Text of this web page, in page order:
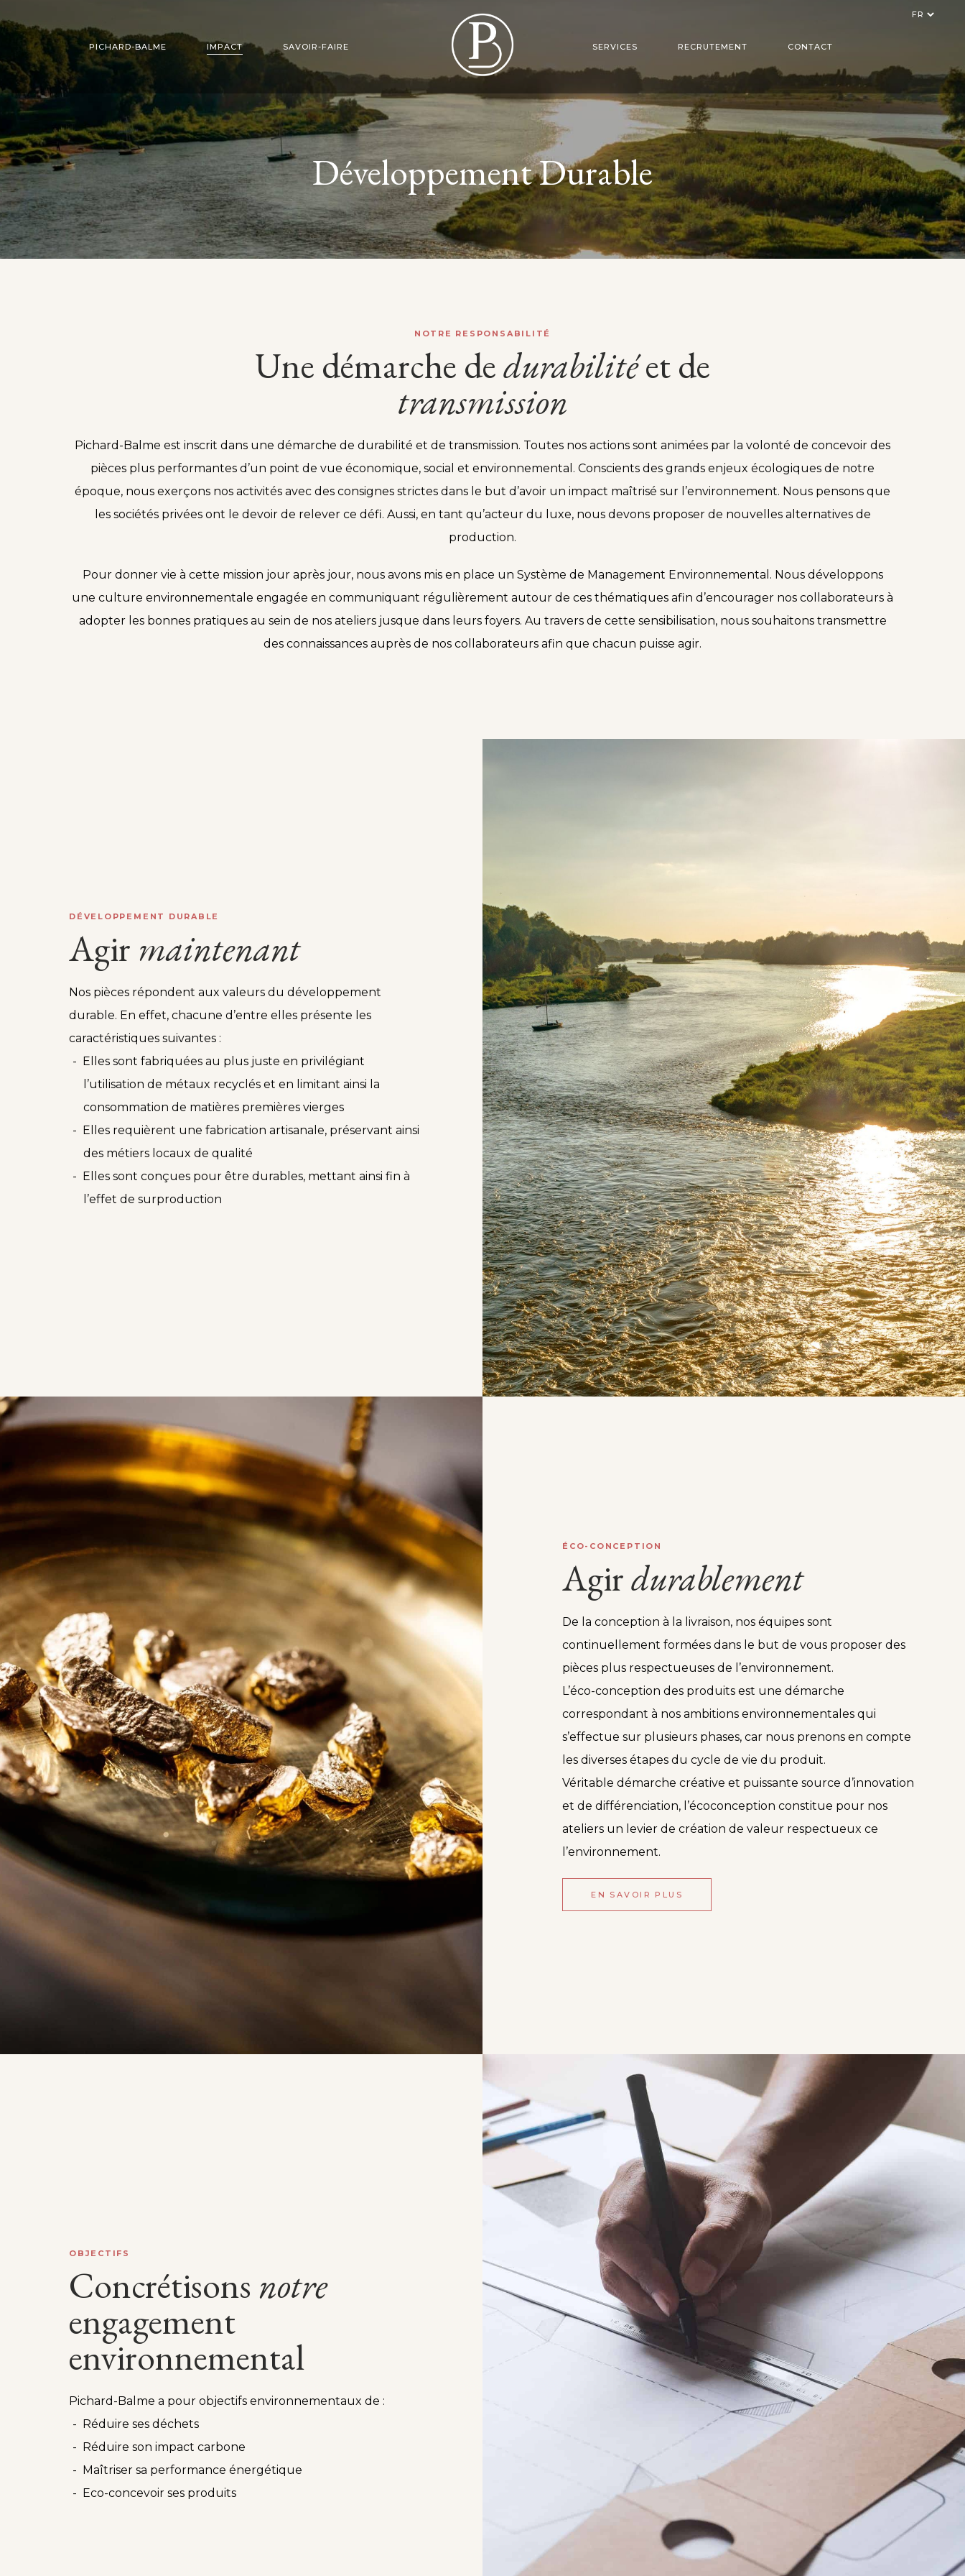
Choisir
PICHARD-BALME IMPACT SAVOIR-FAIRE
STUDIO DE CRÉATION
BUREAU D’ÉTUDES
SCULPTURE ET
PAVILLONNERIE
BIJOUTERIE
OUTILLAGE
USINAGE
ESTAMPAGE
EMAIL GRAND FEU
LAQUE PRÉCIEUSE
SABLAGE
POLISSAGE MAIN
DÉCORATION LASER
FABRICATION ADDITIVE
SERVICES RECRUTEMENT CONTACT
Développement Durable
NOTRE RESPONSABILITÉ
Une démarche dedurabilitéet de
transmission
Pichard-Balme est inscrit dans une démarche de durabilité et de transmission. Toutes nos actions sont animées par la volonté de concevoir des
pièces plus performantes d’un point de vue économique, social et environnemental. Conscients des grands enjeux écologiques de notre
époque, nous exerçons nos activités avec des consignes strictes dans le but d’avoir un impact maîtrisé sur l’environnement. Nous pensons que
les sociétés privées ont le devoir de relever ce défi. Aussi, en tant qu’acteur du luxe, nous devons proposer de nouvelles alternatives de
production.
Pour donner vie à cette mission jour après jour, nous avons mis en place un Système de Management Environnemental. Nous développons
une culture environnementale engagée en communiquant régulièrement autour de ces thématiques afin d’encourager nos collaborateurs à
adopter les bonnes pratiques au sein de nos ateliers jusque dans leurs foyers. Au travers de cette sensibilisation, nous souhaitons transmettre
des connaissances auprès de nos collaborateurs afin que chacun puisse agir.
DÉVELOPPEMENT DURABLE
Agir maintenant
Nos pièces répondent aux valeurs du développement
durable. En effet, chacune d’entre elles présente les
caractéristiques suivantes :
Elles sont fabriquées au plus juste en privilégiant
l’utilisation de métaux recyclés et en limitant ainsi la
consommation de matières premières vierges
Elles requièrent une fabrication artisanale, préservant ainsi
des métiers locaux de qualité
Elles sont conçues pour être durables, mettant ainsi fin à
l’effet de surproduction
ÉCO-CONCEPTION
Agirdurablement
De la conception à la livraison, nos équipes sont
continuellement formées dans le but de vous proposer des
pièces plus respectueuses de l’environnement.
L’éco-conception des produits est une démarche
correspondant à nos ambitions environnementales qui
s’effectue sur plusieurs phases, car nous prenons en compte
les diverses étapes du cycle de vie du produit.
Véritable démarche créative et puissante source d’innovation
et de différenciation, l’écoconception constitue pour nos
ateliers un levier de création de valeur respectueux ce
l’environnement.
EN SAVOIR PLUS
OBJECTIFS
Concrétisons notre
engagement
environnemental
Pichard-Balme a pour objectifs environnementaux de :
Réduire ses déchets
Réduire son impact carbone
Maîtriser sa performance énergétique
Eco-concevoir ses produits